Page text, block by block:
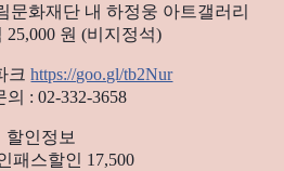
문화재단 내 하정웅 아트갤러리
25,000 원 (비지정석)
크https://goo.gl/tb2Nur
의 : 02-332-3658
할인정보
패스할인 17,500